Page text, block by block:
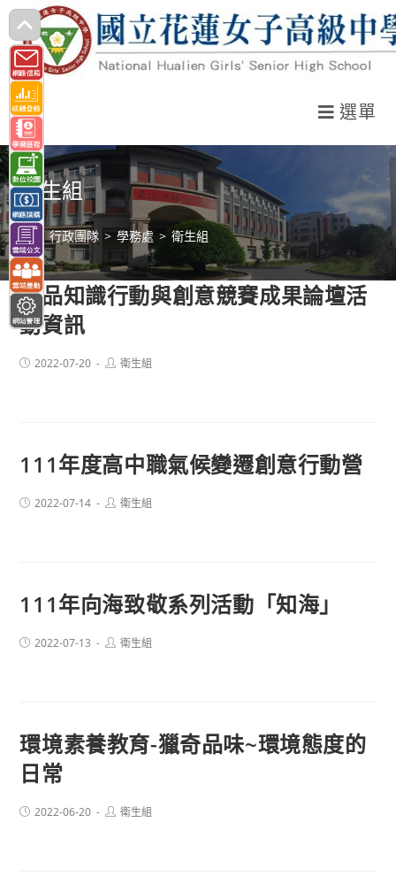
跳
轉
至
主
要
內
容
選單
衛生組
> 行政團隊 > 學務處 > 衛生組
空品知識行動與創意競賽成果論壇活
動資訊
Post2022-07-20
Post衛生組
111年度高中職氣候變遷創意行動營
Post2022-07-14
Post衛生組
111年向海致敬系列活動「知海」
Post2022-07-13
Post衛生組
環境素養教育-獵奇品味~環境態度的
日常
Post2022-06-20
Post衛生組